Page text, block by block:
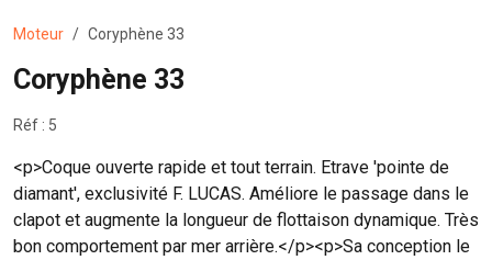
Moteur Coryphène 33
Coryphène 33
Réf : 5
<p>Coque ouverte rapide et tout terrain. Etrave 'pointe de
diamant', exclusivité F. LUCAS. Améliore le passage dans le
clapot et augmente la longueur de flottaison dynamique. Très
bon comportement par mer arrière.</p><p>Sa conception le